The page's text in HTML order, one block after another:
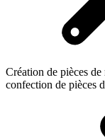
Création de pièces
confection de pièces